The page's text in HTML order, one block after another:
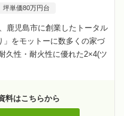
坪単価80万円台
鹿児島市に創業したトータル
をモットーに数多くの家づ
久性・耐火性に優れた2×4(ツ
料はこちらから